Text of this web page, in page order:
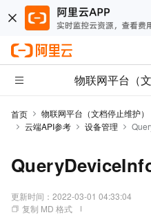
物联网平台（
首页 物联网平台（文档停止维护）
云端API参考
设备管理
更新时间： 2022-03-01 04:33:04
复制 MD 格式